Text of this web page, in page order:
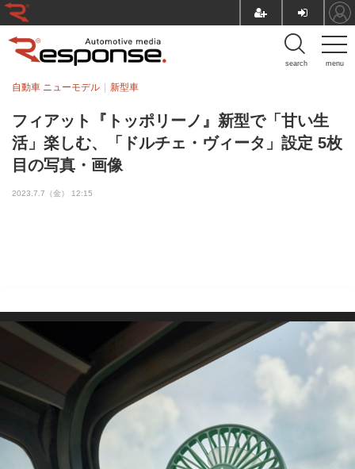
menu
search
フィアット『トッポリーノ』新型で「甘い生
活」楽しむ、「ドルチェ・ヴィータ」設定 5枚
目の写真・画像
自動車 ニューモデル 新型車
2023.7.7（金） 12:15